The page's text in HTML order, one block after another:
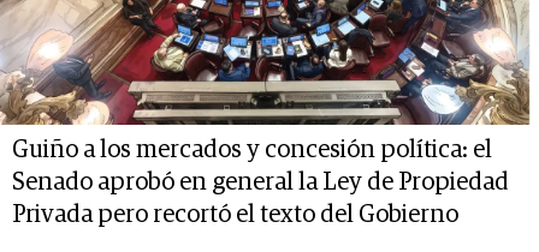
Guiño a los mercados y concesión política: el
Senado aprobó en general la Ley de Propiedad
Privada pero recortó el texto del Gobierno